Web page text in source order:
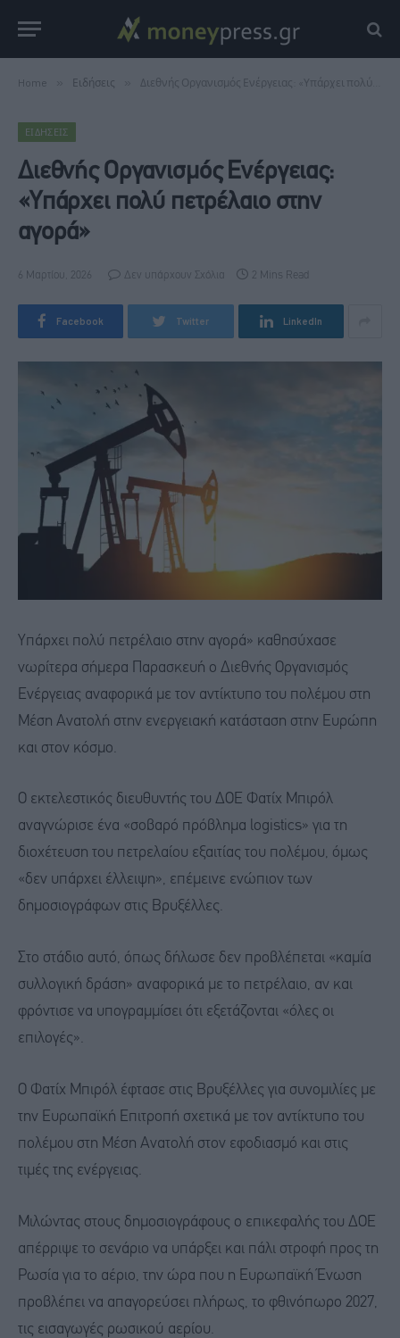
Home Ειδήσεις Διεθνής Οργανισμός Ενέργειας: «Υπάρχει πολύ πετρέλαιο στην αγορά»
ΕΙΔΉΣΕΙΣ
Διεθνής Οργανισμός Ενέργειας:
«Υπάρχει πολύ πετρέλαιο στην
αγορά»
6 Μαρτίου, 2026 Δεν υπάρχουν Σχόλια 2 Mins Read
Facebook Twitter LinkedIn
Υπάρχει πολύ πετρέλαιο στην αγορά» καθησύχασε
νωρίτερα σήμερα Παρασκευή ο Διεθνής Οργανισμός
Ενέργειας αναφορικά με τον αντίκτυπο του πολέμου στη
Μέση Ανατολή στην ενεργειακή κατάσταση στην Ευρώπη
και στον κόσμο.
Ο εκτελεστικός διευθυντής του ΔΟΕ Φατίχ Μπιρόλ
αναγνώρισε ένα «σοβαρό πρόβλημα logistics» για τη
διοχέτευση του πετρελαίου εξαιτίας του πολέμου, όμως
«δεν υπάρχει έλλειψη», επέμεινε ενώπιον των
δημοσιογράφων στις Βρυξέλλες.
Στο στάδιο αυτό, όπως δήλωσε δεν προβλέπεται «καμία
συλλογική δράση» αναφορικά με το πετρέλαιο, αν και
φρόντισε να υπογραμμίσει ότι εξετάζονται «όλες οι
επιλογές».
Ο Φατίχ Μπιρόλ έφτασε στις Βρυξέλλες για συνομιλίες με
την Ευρωπαϊκή Επιτροπή σχετικά με τον αντίκτυπο του
πολέμου στη Μέση Ανατολή στον εφοδιασμό και στις
τιμές της ενέργειας.
Μιλώντας στους δημοσιογράφους ο επικεφαλής του ΔΟΕ
απέρριψε το σενάριο να υπάρξει και πάλι στροφή προς τη
Ρωσία για το αέριο, την ώρα που η Ευρωπαϊκή Ένωση
προβλέπει να απαγορεύσει πλήρως, το φθινόπωρο 2027,
τις εισαγωγές ρωσικού αερίου.